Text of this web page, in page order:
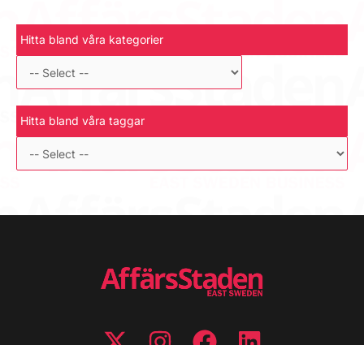
Hitta bland våra kategorier
Hitta bland våra taggar